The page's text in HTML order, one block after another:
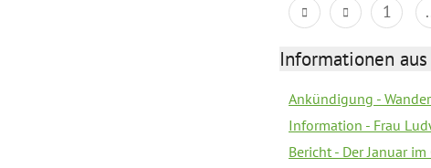
1
Informationen
Ankündigung -
Information - Frau
Bericht - Der Januar